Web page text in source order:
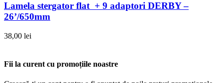
Lamela stergator flat + 9 adaptori DERBY –
26’/650mm
38,00 lei
Fii la curent cu promoțiile noastre